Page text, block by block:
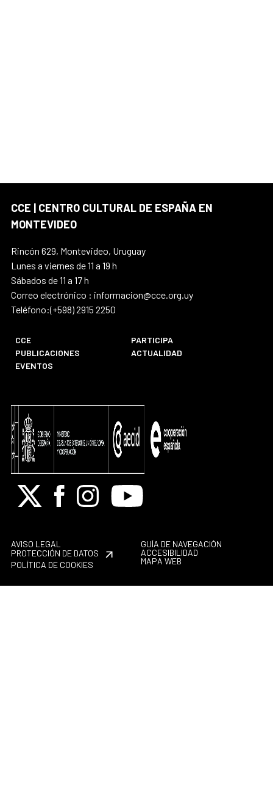
CCE | CENTRO CULTURAL DE ESPAÑA EN
MONTEVIDEO
Rincón 629, Montevideo, Uruguay
Lunes a viernes de 11 a 19 h
Sábados de 11 a 17 h
Correo electrónico : informacion@cce.org.uy
Teléfono:(+598) 2915 2250
CCE
PARTICIPA
PUBLICACIONES
ACTUALIDAD
EVENTOS
X FacebookInstagramYoutube
AVISO LEGAL
PROTECCIÓN DE DATOS
POLÍTICA DE COOKIES
GUÍA DE NAVEGACIÓN
ACCESIBILIDAD
MAPA WEB